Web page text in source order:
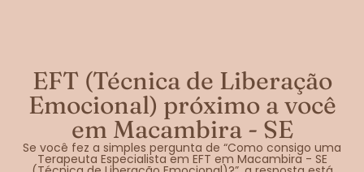
EFT (Técnica de Liberação
Emocional) próximo a você
em Macambira - SE
Se você fez a simples pergunta de “Como consigo uma
Terapeuta Especialista em EFT em Macambira - SE